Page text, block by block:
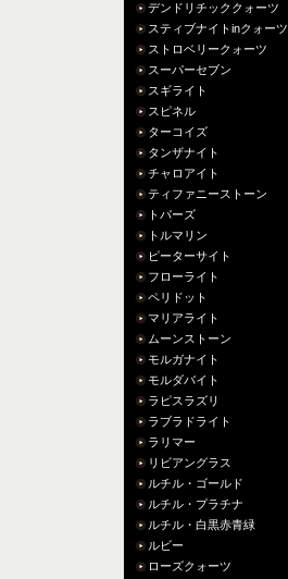
デンドリチッククォーツ
スティブナイトinクォーツ
ストロベリークォーツ
スーパーセブン
スギライト
スピネル
ターコイズ
タンザナイト
チャロアイト
ティファニーストーン
トパーズ
トルマリン
ピーターサイト
フローライト
ペリドット
マリアライト
ムーンストーン
モルガナイト
モルダバイト
ラピスラズリ
ラブラドライト
ラリマー
リビアングラス
ルチル・ゴールド
ルチル・プラチナ
ルチル・白黒赤青緑
ルビー
ローズクォーツ